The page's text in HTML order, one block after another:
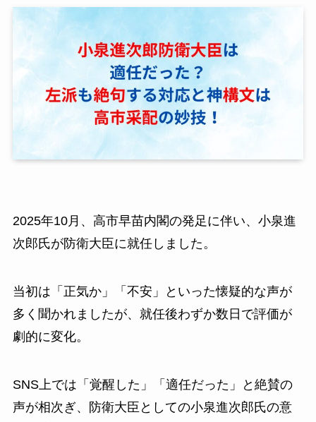
2025年10月、高市早苗内閣の発足に伴い、小泉進
次郎氏が防衛大臣に就任しました。
当初は「正気か」「不安」といった懐疑的な声が
多く聞かれましたが、就任後わずか数日で評価が
劇的に変化。
SNS上では「覚醒した」「適任だった」と絶賛の
声が相次ぎ、防衛大臣としての小泉進次郎氏の意